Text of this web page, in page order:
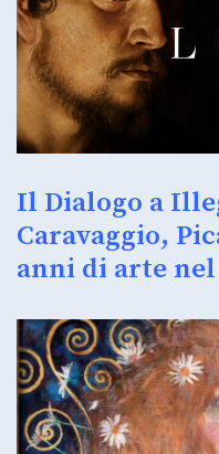
Il Dialogo a
Caravaggio,
anni di arte